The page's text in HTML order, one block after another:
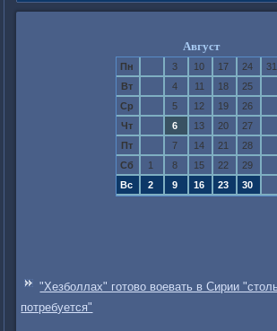
Август
Пн 3 10 17 24
31
Вт
4 11 18
25
Ср
5 12 19
26
Чт
6 13 20
27
Пт
7 14 21
28
Сб
1 8 15 22
29
Вс
2 9 16 23 30
"Хезболлах" готово воевать в Сирии
потребуется"